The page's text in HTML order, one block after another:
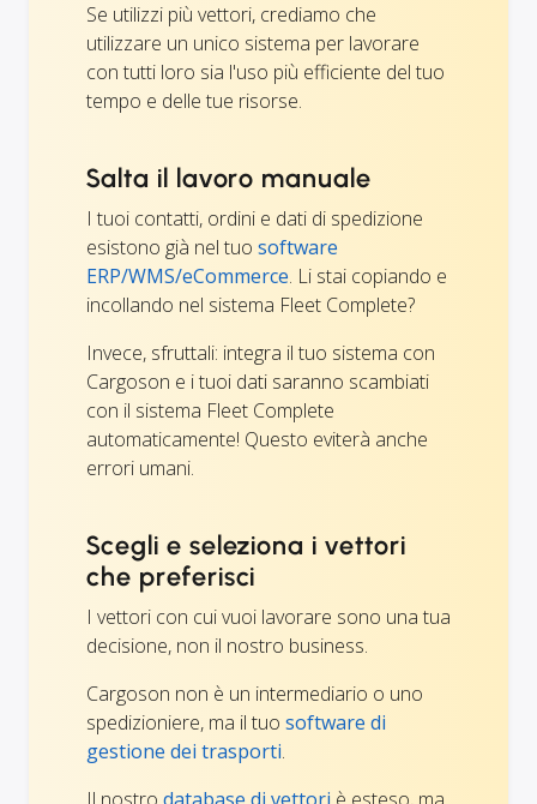
Se utilizzi più vettori, crediamo che
utilizzare un unico sistema per lavorare
con tutti loro sia l'uso più efficiente del tuo
tempo e delle tue risorse.
Salta il lavoro manuale
I tuoi contatti, ordini e dati di spedizione
esistono già nel tuo software
ERP/WMS/eCommerce. Li stai copiando e
incollando nel sistema Fleet Complete?
Invece, sfruttali: integra il tuo sistema con
Cargoson e i tuoi dati saranno scambiati
con il sistema Fleet Complete
automaticamente! Questo eviterà anche
errori umani.
Scegli e seleziona i vettori
che preferisci
I vettori con cui vuoi lavorare sono una tua
decisione, non il nostro business.
Cargoson non è un intermediario o uno
spedizioniere, ma il tuo software di
gestione dei trasporti.